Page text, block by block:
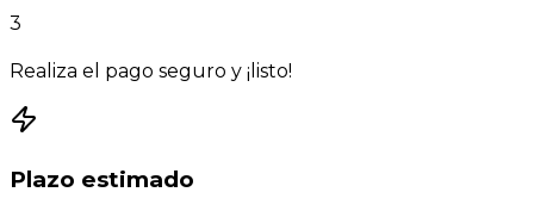
3
Realiza el pago seguro y ¡listo!
Plazo estimado